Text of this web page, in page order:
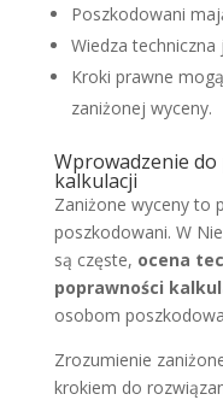
Poszkodowani
Wiedza
Kroki prawne
zaniżonej wyceny.
Wprowadzenie
kalkulacji
Zaniżone wyceny to
poszkodowani. W
są częste, ocena
poprawności
osobom
Zrozumienie
krokiem do